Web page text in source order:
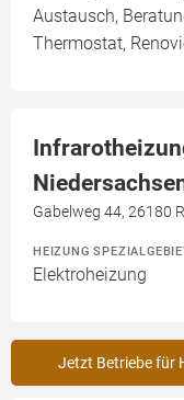
Austausch,
Thermostat,
Gabelweg 44, 26180
HEIZUNG
Elektroheizung
Jetzt Betriebe für